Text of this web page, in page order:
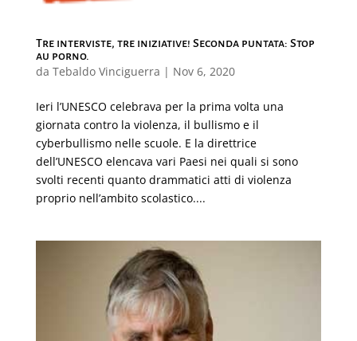
Tre interviste, tre iniziative! Seconda puntata: Stop
au porno.
da Tebaldo Vinciguerra | Nov 6, 2020
Ieri l’UNESCO celebrava per la prima volta una
giornata contro la violenza, il bullismo e il
cyberbullismo nelle scuole. E la direttrice
dell’UNESCO elencava vari Paesi nei quali si sono
svolti recenti quanto drammatici atti di violenza
proprio nell’ambito scolastico....